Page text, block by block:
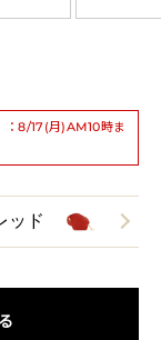
：8/17(月)AM10時ま
ッド